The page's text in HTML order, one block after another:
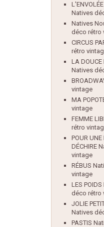
Natives
Natives
déco rétro
CIRCUS
rétro
LA DOUCE
Natives
vintage
MA
vintage
FEMME
rétro
POUR
DÉCHIRE
vintage
RÉBUS
vintage
LES
déco rétro
JOLIE
Natives
PASTIS